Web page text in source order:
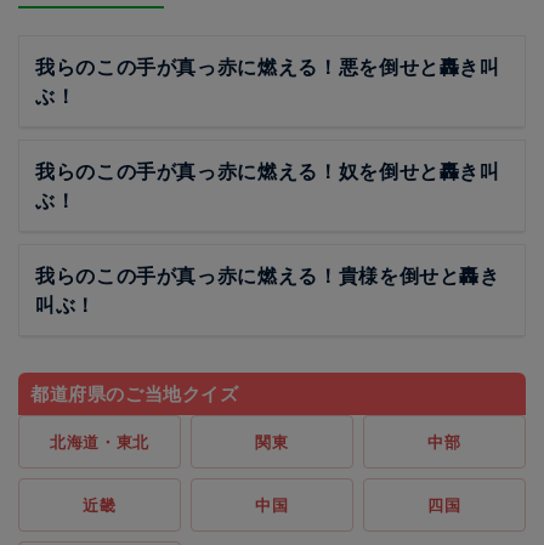
我らのこの手が真っ赤に燃える！悪を倒せと轟き叫
ぶ！
我らのこの手が真っ赤に燃える！奴を倒せと轟き叫
ぶ！
我らのこの手が真っ赤に燃える！貴様を倒せと轟き
叫ぶ！
都道府県のご当地クイズ
北海道・東北 関東 中部
近畿 中国 四国